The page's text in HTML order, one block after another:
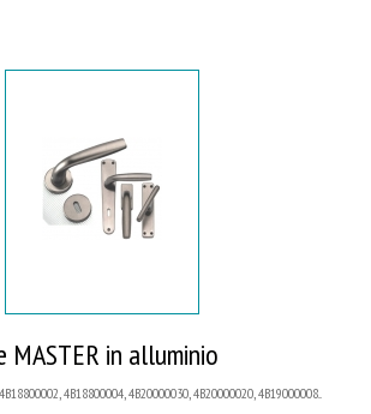
MASTER in alluminio
4B18800004, 4B20000030, 4B20000020, 4B19000008...